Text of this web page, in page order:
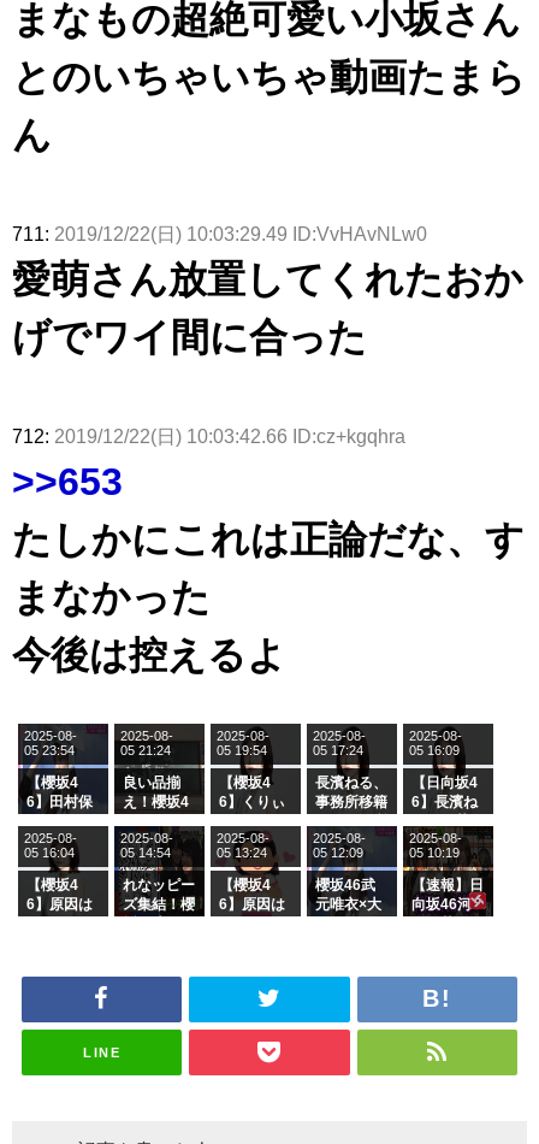
スタジオ出
演決定
ナンタラ】
京ドーム公
演】
た結果･･･
【激レアさ
きた。】
まなもの超絶可愛い小坂さん
とのいちゃいちゃ動画たまら
ん
711: 2019/12/22(日) 10:03:29.49 ID:VvHAvNLw0
愛萌さん放置してくれたおか
げでワイ間に合った
712: 2019/12/22(日) 10:03:42.66 ID:cz+kgqhra
>>653
たしかにこれは正論だな、す
まなかった
今後は控えるよ
【櫻坂4
6】田村保
ージを脱い
でいた理由
2025-08-
05 23:54
良い品揃
え！櫻坂4
グル『Mak
e or Brea
k』オフィ
シャルグッ
ズ絶賛販売
2025-08-
05 21:24
【櫻坂4
6】くりぃ
の2人を手
玉に取る大
沼晶保【く
りぃむナン
タラ】
2025-08-
05 19:54
長濱ねる、
事務所移籍
属を発表
2025-08-
05 17:24
【日向坂4
6】長濱ね
ら移籍しフ
ラーム所属
に。これで
事務所に所
属している
がこちら
2025-08-
05 16:09
【櫻坂4
6】原因は
ざわつかせ
2025-08-
05 16:04
れなッピー
ズ集結！櫻
「ラヴィッ
スタジオ出
2025-08-
05 14:54
【櫻坂4
6】原因は
ざわつかせ
2025-08-
05 13:24
櫻坂46武
元唯衣×大
さんに恐怖
ナンタラ】
2025-08-
05 12:09
【速報】日
向坂46河
2025-08-
05 10:19
LINE